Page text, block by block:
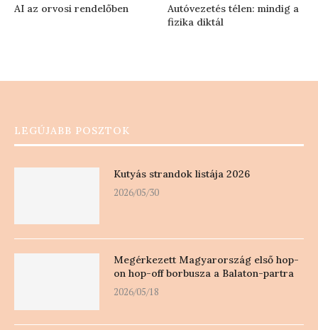
AI az orvosi rendelőben
Autóvezetés télen: mindig a
fizika diktál
LEGÚJABB POSZTOK
Kutyás strandok listája 2026
2026/05/30
Megérkezett Magyarország első hop-
on hop-off borbusza a Balaton-partra
2026/05/18